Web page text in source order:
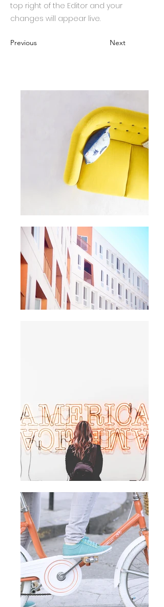
top right of the Editor and your
changes will appear live.
Previous Next